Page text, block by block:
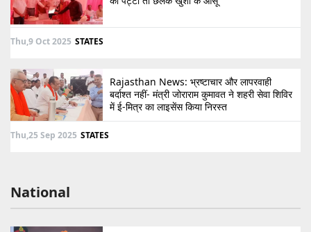
Thu,9 Oct 2025 STATES
Rajasthan News: भ्रष्टाचार और लापरवाही
बर्दाश्त नहीं- मंत्री जोराराम कुमावत ने शहरी सेवा शिविर
में ई-मित्र का लाइसेंस किया निरस्त
Thu,25 Sep 2025 STATES
National